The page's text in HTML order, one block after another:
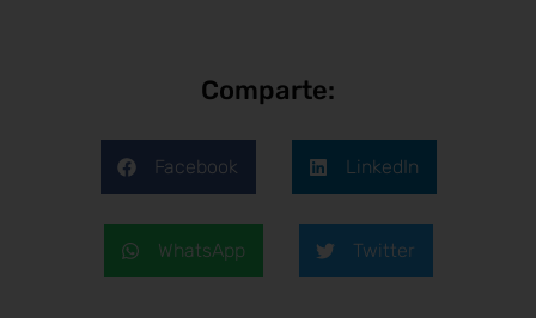
Comparte:
Facebook LinkedIn
WhatsApp Twitter